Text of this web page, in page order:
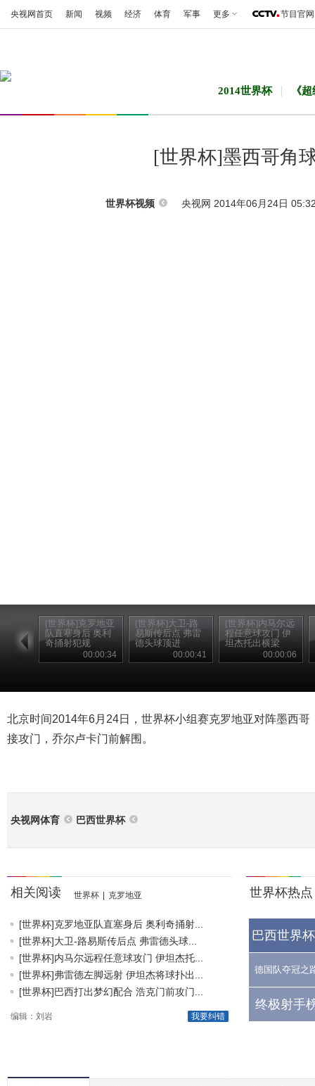
央视网首页 新闻 视频 经济 体育 军事 更多 节目官网
2014世界杯 《
[世界杯]墨西哥角
世界杯视频 央视网 2014年06月24日
[世界杯]克罗地亚
队直塞身后 奥利
奇捅射犯规
00:00:34
[世界杯]大卫-路
易斯传后点 弗雷
德头球顶进
00:00:41
[世界杯]内马尔远
程任意球攻门 伊
坦杰托出横梁
00:00:06
北京时间2014年6月24日，世界杯小组赛克罗地亚对阵墨西
接攻门，乔尔卢卡门前解围。
央视网体育 巴西世界杯
相关阅读 世界杯 克罗地亚
[世界杯]克罗地亚队直塞身后 奥利奇捅射...
[世界杯]大卫-路易斯传后点 弗雷德头球...
[世界杯]内马尔远程任意球攻门 伊坦杰托...
[世界杯]弗雷德左脚远射 伊坦杰将球扑出...
[世界杯]巴西打出梦幻配合 浩克门前攻门...
我要纠错
编辑：刘岩
世界杯热点
巴西世界
德国队夺冠之
终极射手